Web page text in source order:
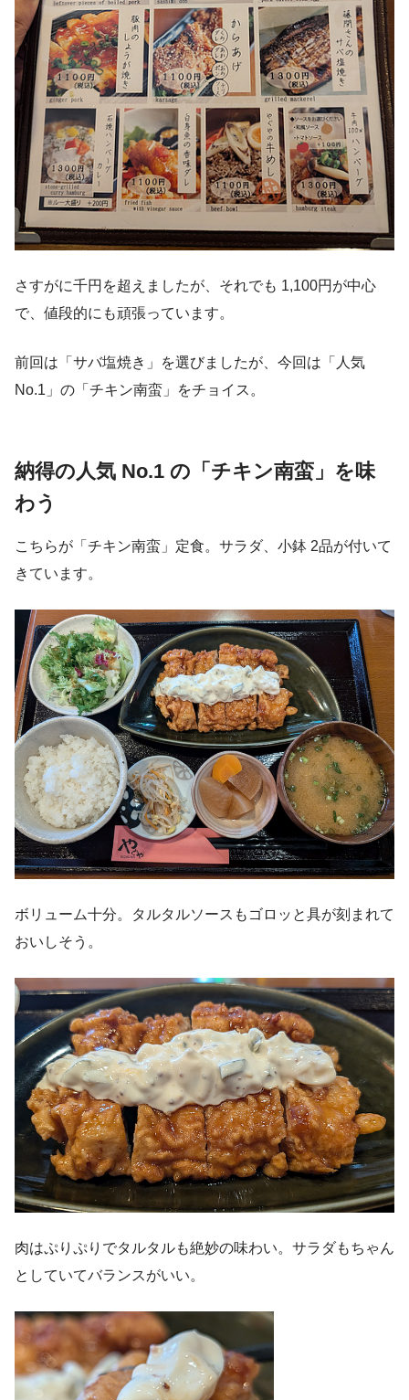
さすがに千円を超えましたが、それでも 1,100円が中心
で、値段的にも頑張っています。
前回は「サバ塩焼き」を選びましたが、今回は「人気
No.1」の「チキン南蛮」をチョイス。
納得の人気 No.1 の「チキン南蛮」を味
わう
こちらが「チキン南蛮」定食。サラダ、小鉢 2品が付いて
きています。
ボリューム十分。タルタルソースもゴロッと具が刻まれて
おいしそう。
肉はぷりぷりでタルタルも絶妙の味わい。サラダもちゃん
としていてバランスがいい。